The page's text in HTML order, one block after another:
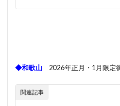
◆和歌山 2026年正月・1月限定
関連記事